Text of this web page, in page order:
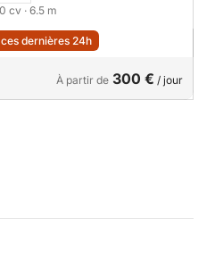
cv · 6.5 m
dernières 24h
À partir de 300 € / jour